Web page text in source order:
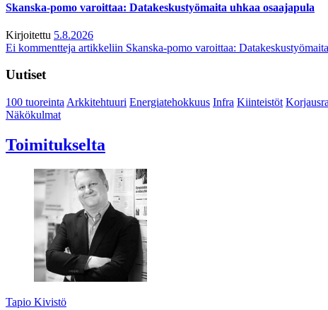
Skanska-pomo varoittaa: Datakeskustyömaita uhkaa osaajapula
Kirjoitettu 5.8.2026
Ei kommentteja artikkeliin Skanska-pomo varoittaa:
Uutiset
100 tuoreinta Arkkitehtuuri Energiatehokkuus Infra Kiinteistöt
Näkökulmat
Toimitukselta
Tapio Kivistö